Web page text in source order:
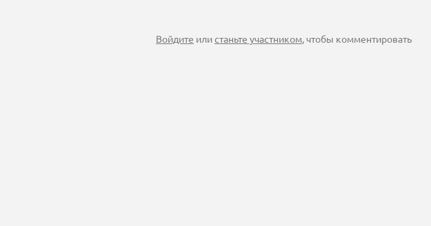
Войдите илистаньте участником, чтобы комментировать